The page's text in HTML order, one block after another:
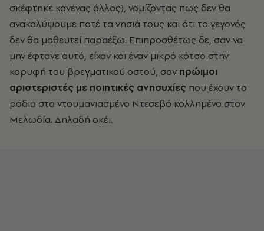
σκέφτηκε κανένας άλλος), νομίζοντας πως δεν θα
ανακαλύψουμε ποτέ τα νησιά τους και ότι το γεγονός
δεν θα μαθευτεί παραέξω. Επιπροσθέτως δε, σαν να
μην έφτανε αυτό, είχαν και έναν μικρό κότσο στην
κορυφή του βρεγματικού οστού, σαν πρώιμοι
αριστεριστές με ποιητικές ανησυχίες που έχουν το
ράδιο στο ντουμανιασμένο Ντεσεβό κολλημένο στον
Μελωδία. Δηλαδή οκέι.